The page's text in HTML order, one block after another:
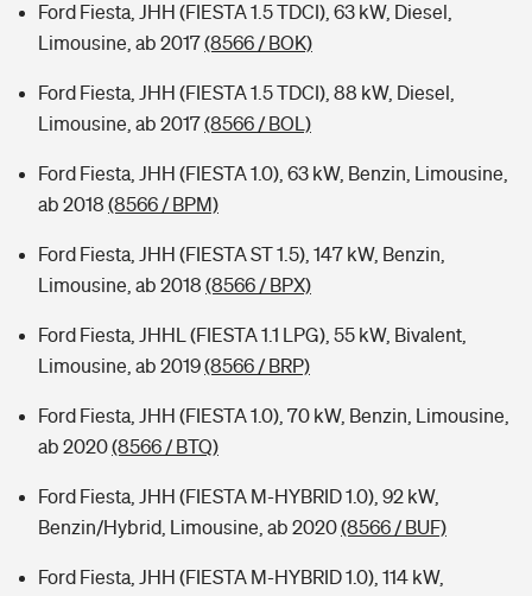
Ford Fiesta, JHH (FIESTA 1.5 TDCI), 63 kW, Diesel,
Limousine, ab 2017(8566 / BOK)
Ford Fiesta, JHH (FIESTA 1.5 TDCI), 88 kW, Diesel,
Limousine, ab 2017(8566 / BOL)
Ford Fiesta, JHH (FIESTA 1.0), 63 kW, Benzin, Limousine,
ab 2018 (8566 / BPM)
Ford Fiesta, JHH (FIESTA ST 1.5), 147 kW, Benzin,
Limousine, ab 2018 (8566 / BPX)
Ford Fiesta, JHHL (FIESTA 1.1 LPG), 55 kW, Bivalent,
Limousine, ab 2019(8566 / BRP)
Ford Fiesta, JHH (FIESTA 1.0), 70 kW, Benzin, Limousine,
ab 2020(8566 / BTQ)
Ford Fiesta, JHH (FIESTA M-HYBRID 1.0), 92 kW,
Benzin/Hybrid, Limousine, ab 2020(8566 / BUF)
Ford Fiesta, JHH (FIESTA M-HYBRID 1.0), 114 kW,